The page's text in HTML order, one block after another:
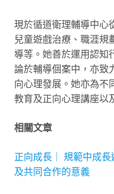
現於循道衛理輔導中心
兒童遊戲治療、職涯規
導等。她善於運用認知
論於輔導個案中，亦致
向心理發展。她亦為不
教育及正向心理講座以
相關文章
正向成長｜ 規範中成
及共同合作的意義